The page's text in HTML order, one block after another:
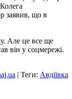
заявив, що в
Але це все ще
він у соцмережі.
| Теги: Авдіївка